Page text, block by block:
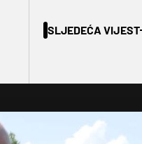
SLJEDEĆA VIJEST